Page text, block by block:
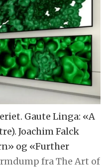
Gaute Linga: «A
Joachim Falck
og «Further
fra The Art of